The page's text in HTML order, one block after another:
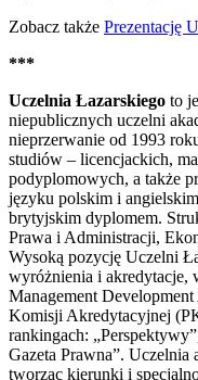
Zobacz także Prezentację
***
Uczelnia Łazarskiego to
niepublicznych uczelni
nieprzerwanie od 1993
studiów – licencjackich,
podyplomowych, a także
języku polskim i
brytyjskim dyplomem.
Prawa i Administracji,
Wysoką pozycję Uczelni
wyróżnienia i akredytacje,
Management
Komisji Akredytacyjnej
rankingach:
Gazeta Prawna”. Uczelnia
tworząc kierunki i